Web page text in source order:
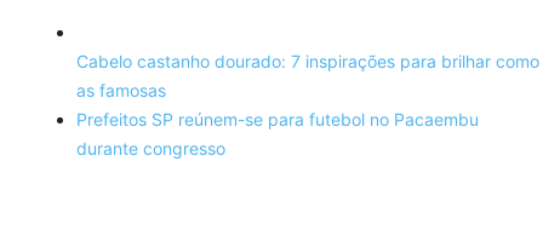
Cabelo castanho dourado: 7 inspirações para brilhar como
as famosas
Prefeitos SP reúnem-se para futebol no Pacaembu
durante congresso